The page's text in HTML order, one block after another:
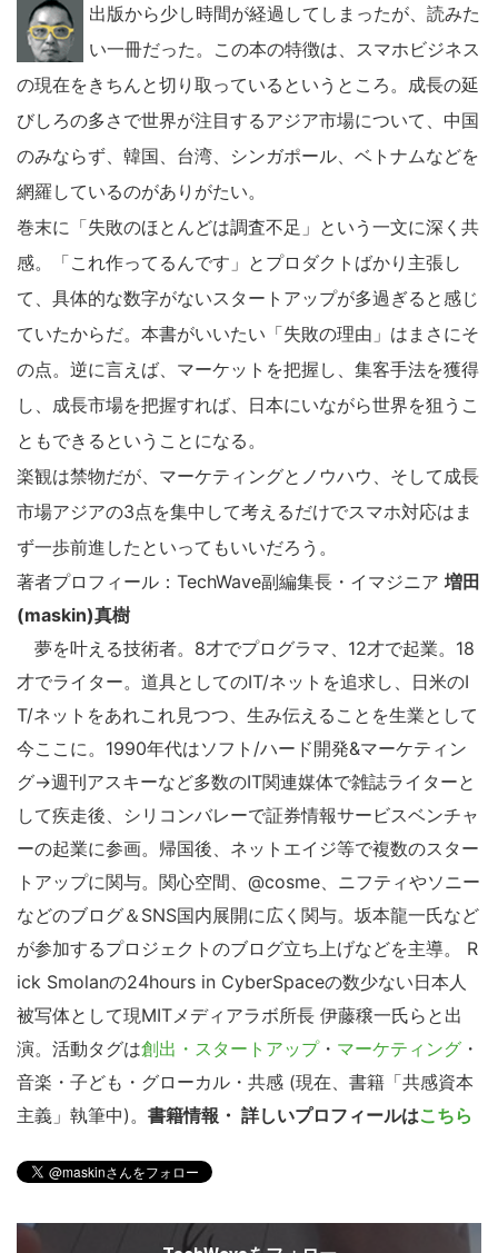
出版から少し時間が経過してしまったが、読みた
い一冊だった。この本の特徴は、スマホビジネス
の現在をきちんと切り取っているというところ。成長の延
びしろの多さで世界が注目するアジア市場について、中国
のみならず、韓国、台湾、シンガポール、ベトナムなどを
網羅しているのがありがたい。
巻末に「失敗のほとんどは調査不足」という一文に深く共
感。「これ作ってるんです」とプロダクトばかり主張し
て、具体的な数字がないスタートアップが多過ぎると感じ
ていたからだ。本書がいいたい「失敗の理由」はまさにそ
の点。逆に言えば、マーケットを把握し、集客手法を獲得
し、成長市場を把握すれば、日本にいながら世界を狙うこ
ともできるということになる。
楽観は禁物だが、マーケティングとノウハウ、そして成長
市場アジアの3点を集中して考えるだけでスマホ対応はま
ず一歩前進したといってもいいだろう。
著者プロフィール：TechWave副編集長・イマジニア 増田
(maskin)真樹
夢を叶える技術者。8才でプログラマ、12才で起業。18
才でライター。道具としてのIT/ネットを追求し、日米のI
T/ネットをあれこれ見つつ、生み伝えることを生業として
今ここに。1990年代はソフト/ハード開発&マーケティン
グ→週刊アスキーなど多数のIT関連媒体で雑誌ライターと
して疾走後、シリコンバレーで証券情報サービスベンチャ
ーの起業に参画。帰国後、ネットエイジ等で複数のスター
トアップに関与。関心空間、@cosme、ニフティやソニー
などのブログ＆SNS国内展開に広く関与。坂本龍一氏など
が参加するプロジェクトのブログ立ち上げなどを主導。 R
ick Smolanの24hours in CyberSpaceの数少ない日本人
被写体として現MITメディアラボ所長 伊藤穣一氏らと出
演。活動タグは創出・スタートアップ・ マーケティング ・
音楽・子ども・グローカル・共感 (現在、書籍「共感資本
主義」執筆中)。 書籍情報・ 詳しいプロフィールはこちら